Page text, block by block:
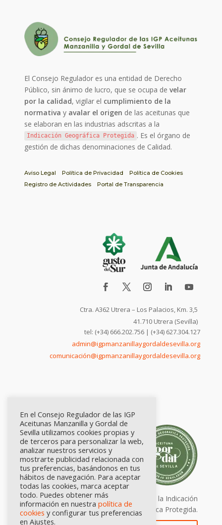
El Consejo Regulador es una entidad de Derecho
Público, sin ánimo de lucro, que se ocupa develar
por la calidad, vigilar el cumplimiento de la
normativa y avalar el origen de las aceitunas que
se elaboran en las industrias adscritas a la
Indicación Geográfica Protegida . Es el órgano de
gestión de dichas denominaciones de Calidad.
Aviso Legal Política de Privacidad
Política de Cookies
Registro de Actividades
Portal de Transparencia
Ctra. A362 Utrera – Los Palacios, Km. 3,5
41.710 Utrera (Sevilla)
tel: (+34) 666.202.756 | (+34) 627.304.127
admin@igpmanzanillaygordaldesevilla.org
comunicación@igpmanzanillaygordaldesevilla.org
Calidad certificada por Origen. Sellos de la Indicación
Geográfica Protegida.
En el Consejo Regulador de las IGP
Aceitunas Manzanilla y Gordal de
Sevilla utilizamos cookies propias y
de terceros para personalizar la web,
analizar nuestros servicios y
mostrarte publicidad relacionada con
tus preferencias, basándonos en tus
hábitos de navegación. Para aceptar
todas las cookies, marca aceptar
todo. Puedes obtener más
información en nuestra política de
cookies y configurar tus preferencias
en Ajustes.